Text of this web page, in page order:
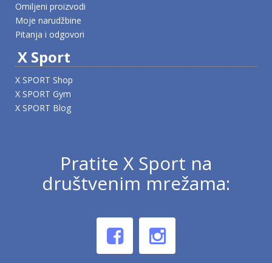
Omiljeni proizvodi
Moje narudžbine
Pitanja i odgovori
X Sport
X SPORT Shop
X SPORT Gym
X SPORT Blog
Pratite X Sport na
društvenim mrežama: